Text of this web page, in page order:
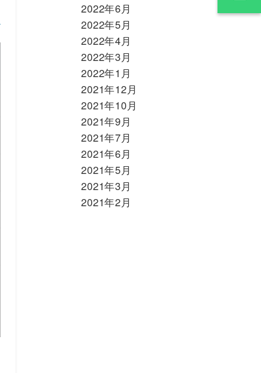
2022年6月
2022年5月
2022年4月
2022年3月
2022年1月
2021年12月
2021年10月
2021年9月
2021年7月
2021年6月
2021年5月
2021年3月
2021年2月